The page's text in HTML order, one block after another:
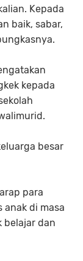
Kepada
baik, sabar,
kepada
besar
para
di masa
belajar dan